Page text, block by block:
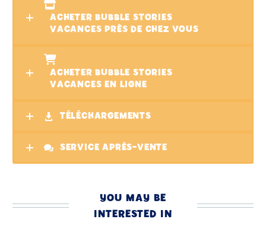
ACHETER BUBBLE STORIES
VACANCES PRÈS DE CHEZ VOUS
ACHETER BUBBLE STORIES
VACANCES EN LIGNE
TÉLÉCHARGEMENTS
SERVICE APRÈS-VENTE
YOU MAY BE
INTERESTED IN